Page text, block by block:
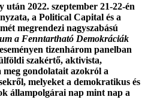
után 2022. szeptember 21-22-én
a Political Capital és a
megrendezi nagyszabású
a Fenntartható Demokráciák
tizenhárom panelban
szakértő, aktivista,
meg gondolatait azokról a
melyeket a demokratikus és
állampolgárai nap mint nap a